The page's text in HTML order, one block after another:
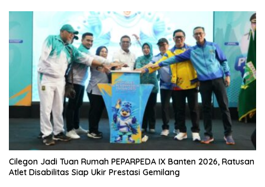
Cilegon Jadi Tuan Rumah PEPARPEDA IX Banten 2026, Ratusan
Atlet Disabilitas Siap Ukir Prestasi Gemilang